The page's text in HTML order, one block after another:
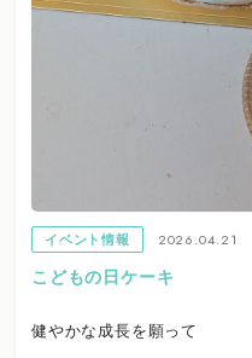
イベント情報
2026.04.21
こどもの日ケーキ
健やかな成長を願って